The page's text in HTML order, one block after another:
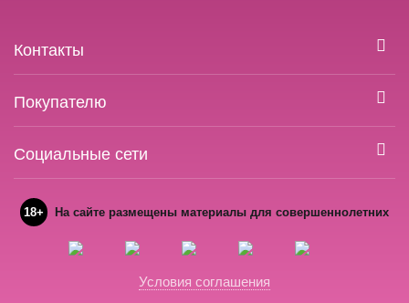
Контакты
Покупателю
Социальные сети
18+ На сайте размещены материалы для совершеннолетних
Условия соглашения